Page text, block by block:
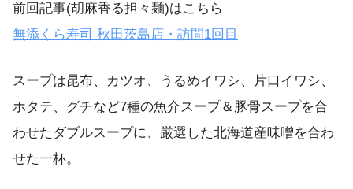
前回記事(胡麻香る担々麺)はこちら
無添くら寿司 秋田茨島店・訪問1回目
スープは昆布、カツオ、うるめイワシ、片口イワシ、
ホタテ、グチなど7種の魚介スープ＆豚骨スープを合
わせたダブルスープに、厳選した北海道産味噌を合わ
せた一杯。